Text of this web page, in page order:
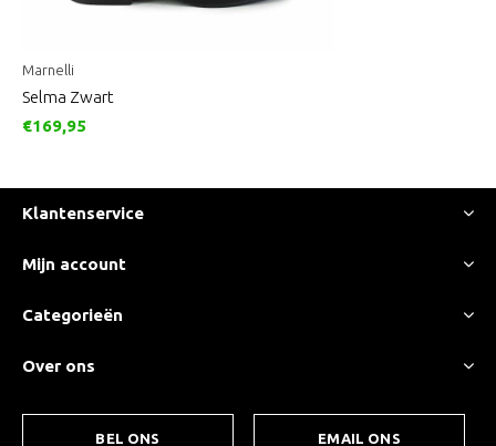
Marnelli
Selma Zwart
€169,95
Klantenservice
Mijn account
Categorieën
Over ons
BEL ONS EMAIL ONS